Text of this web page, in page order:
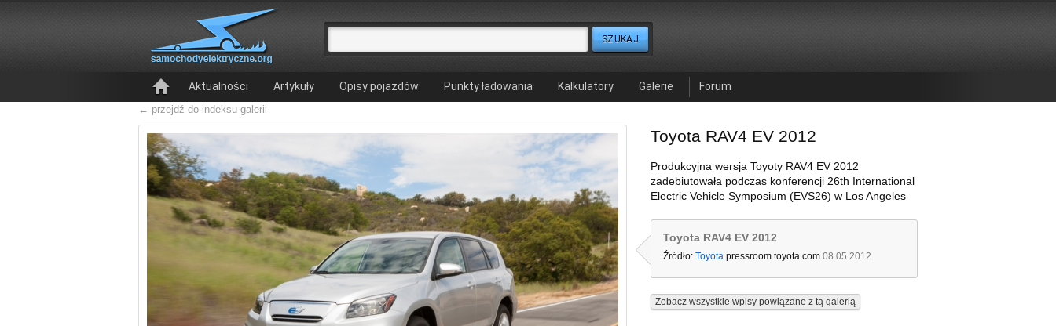
Aktualności Artykuły Opisy pojazdów Punkty ładowania Kalkulatory Galerie Forum
← przejdź do indeksu galerii
Toyota RAV4 EV 2012
Produkcyjna wersja Toyoty RAV4 EV 2012
zadebiutowała podczas konferencji 26th International
Electric Vehicle Symposium (EVS26) w Los Angeles
Toyota RAV4 EV 2012
Źródło: Toyota pressroom.toyota.com 08.05.2012
Zobacz wszystkie wpisy powiązane z tą galerią